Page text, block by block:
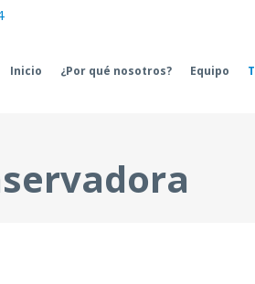
Inicio ¿Por qué nosotros? Equipo